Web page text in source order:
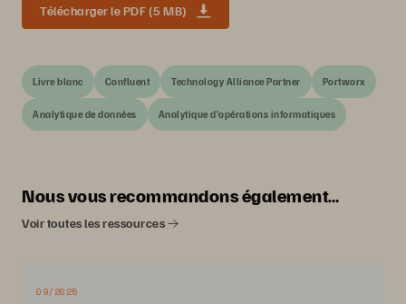
Télécharger le PDF (5 MB)
Livre blanc Confluent Technology Alliance Partner Portworx
Analytique de données Analytique d’opérations informatiques
Nous vous recommandons également…
Voir toutes les ressources
09/2025